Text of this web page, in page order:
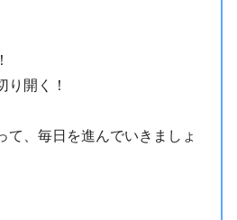
り開く！
て、毎日を進んでいきましょ